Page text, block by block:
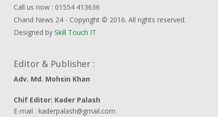
Call us now : 01554 413636
Chand News 24 - Copyright © 2016. All rights reserved.
Designed bySkill Touch IT
Editor & Publisher :
Adv. Md. Mohsin Khan
Chif Editor: Kader Palash
E-mail : kaderpalash@gmail.com